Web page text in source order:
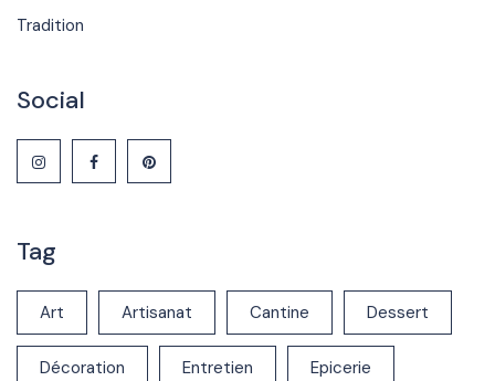
Tradition
Social
Tag
Art Artisanat Cantine Dessert
Décoration Entretien Epicerie